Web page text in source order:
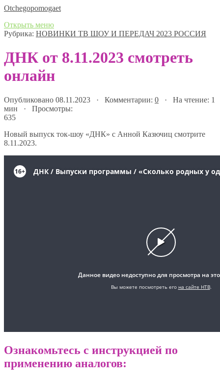
Оtchegopomogaet
Открыть меню
Рубрика: НОВИНКИ ТВ ШОУ И ПЕРЕДАЧ 2023 РОССИЯ
ДНК от 8.11.2023 смотреть
онлайн
Опубликовано 08.11.2023 · Комментарии: 0 · На чтение: 1
мин · Просмотры:
635
Новый выпуск ток-шоу «ДНК» с Анной Казючиц смотрите
8.11.2023.
Ознакомьтесь с инструкцией по
применению аналогов: